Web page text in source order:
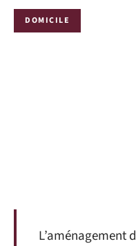
DOMICILE
L’aménagement